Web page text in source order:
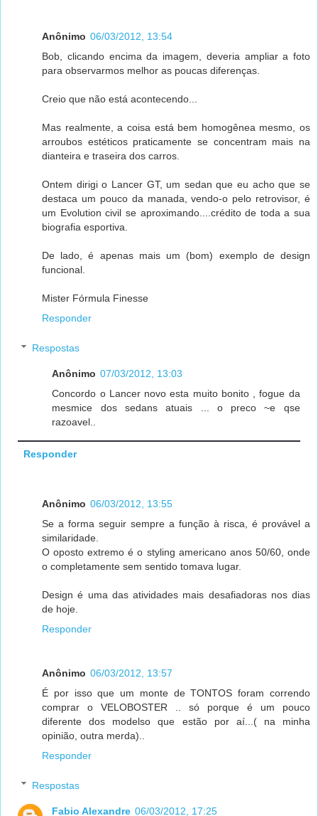
Anônimo 06/03/2012, 13:54
Bob, clicando encima da imagem, deveria ampliar a foto
para observarmos melhor as poucas diferenças.
Creio que não está acontecendo...
Mas realmente, a coisa está bem homogênea mesmo, os
arroubos estéticos praticamente se concentram mais na
dianteira e traseira dos carros.
Ontem dirigi o Lancer GT, um sedan que eu acho que se
destaca um pouco da manada, vendo-o pelo retrovisor, é
um Evolution civil se aproximando....crédito de toda a sua
biografia esportiva.
De lado, é apenas mais um (bom) exemplo de design
funcional.
Mister Fórmula Finesse
Responder
Respostas
Anônimo 07/03/2012, 13:03
Concordo o Lancer novo esta muito bonito , fogue da
mesmice dos sedans atuais ... o preco ~e qse
razoavel..
Responder
Anônimo 06/03/2012, 13:55
Se a forma seguir sempre a função à risca, é provável a
similaridade.
O oposto extremo é o styling americano anos 50/60, onde
o completamente sem sentido tomava lugar.
Design é uma das atividades mais desafiadoras nos dias
de hoje.
Responder
Anônimo 06/03/2012, 13:57
É por isso que um monte de TONTOS foram correndo
comprar o VELOBOSTER .. só porque é um pouco
diferente dos modelso que estão por aí...( na minha
opinião, outra merda)..
Responder
Respostas
Fabio Alexandre 06/03/2012, 17:25